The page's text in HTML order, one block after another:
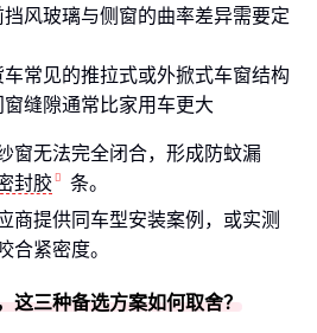
风玻璃与侧窗的曲率差异需要定
常见的推拉式或外掀式车窗结构
缝隙通常比家用车更大
窗无法完全闭合，形成防蚊漏
封胶
条。
商提供同车型安装案例，或实测
合紧密度。
这三种备选方案如何取舍？